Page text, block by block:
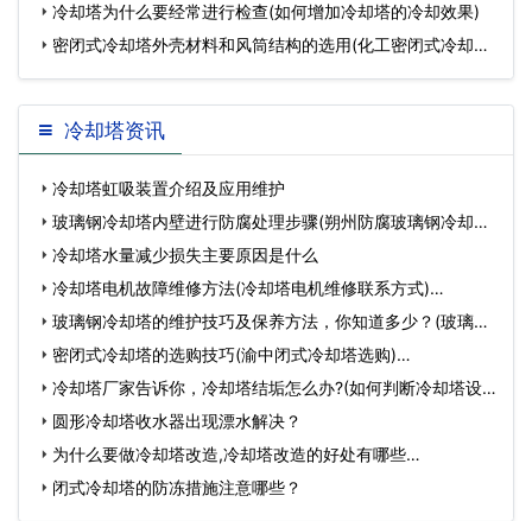
冷却塔为什么要经常进行检查(如何增加冷却塔的冷却效果)
密闭式冷却塔外壳材料和风筒结构的选用(化工密闭式冷却塔
定
冷却塔资讯
冷却塔虹吸装置介绍及应用维护
玻璃钢冷却塔内壁进行防腐处理步骤(朔州防腐玻璃钢冷却塔
厂…冷却塔水量减少损失主要原因是什么
冷却塔电机故障维修方法(冷却塔电机维修联系方式)…
玻璃钢冷却塔的维护技巧及保养方法，你知道多少？(玻璃钢
冷却塔…
密闭式冷却塔的选购技巧(渝中闭式冷却塔选购)…
冷却塔厂家告诉你，冷却塔结垢怎么办?(如何判断冷却塔设
备好…
圆形冷却塔收水器出现漂水解决？
为什么要做冷却塔改造,冷却塔改造的好处有哪些…
闭式冷却塔的防冻措施注意哪些？